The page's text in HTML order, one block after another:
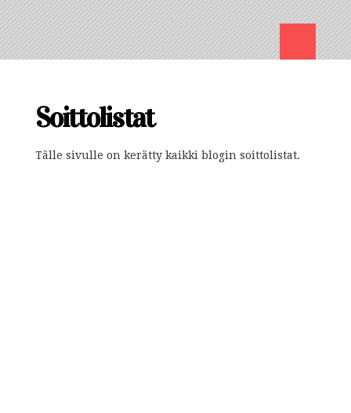
Soittolistat
Tälle sivulle on kerätty kaikki blogin soittolistat.